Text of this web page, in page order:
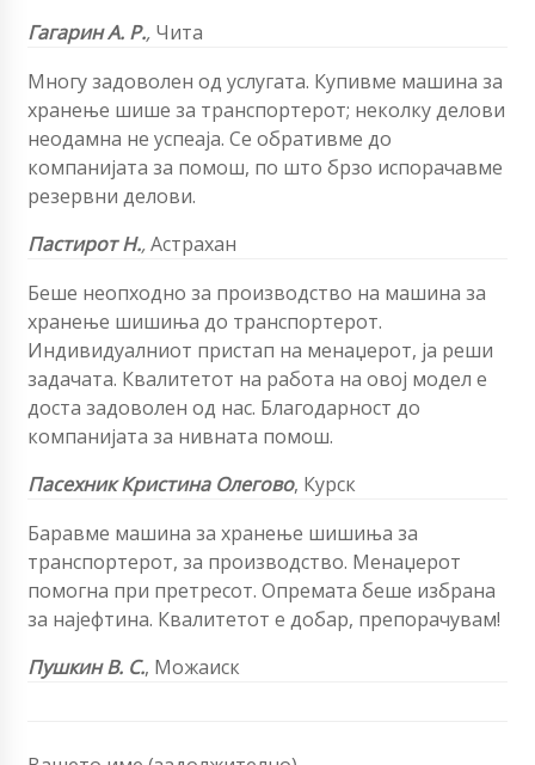
Гагарин А. Р., Чита
Многу задоволен од услугата. Купивме машина за
хранење шише за транспортерот; неколку делови
неодамна не успеаја. Се обративме до
компанијата за помош, по што брзо испорачавме
резервни делови.
Пастирот Н.,Астрахан
Беше неопходно за производство на машина за
хранење шишиња до транспортерот.
Индивидуалниот пристап на менаџерот, ја реши
задачата. Квалитетот на работа на овој модел е
доста задоволен од нас. Благодарност до
компанијата за нивната помош.
Пасехник Кристина Олегово, Курск
Баравме машина за хранење шишиња за
транспортерот, за производство. Менаџерот
помогна при претресот. Опремата беше избрана
за најефтина. Квалитетот е добар, препорачувам!
Пушкин В. С., Можаиск